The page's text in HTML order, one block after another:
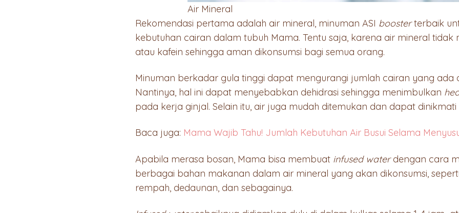
Air Mineral
Rekomendasi pertama adalah air mineral, minuman ASI boosterterbaik
kebutuhan cairan dalam tubuh Mama. Tentu saja, karena air mineral tidak
atau kafein sehingga aman dikonsumsi bagi semua orang.
Minuman berkadar gula tinggi dapat mengurangi jumlah cairan yang ada
Nantinya, hal ini dapat menyebabkan dehidrasi sehingga menimbulkan
pada kerja ginjal. Selain itu, air juga mudah ditemukan dan dapat
Baca juga: Mama Wajib Tahu! Jumlah Kebutuhan Air Busui Selama
Apabila merasa bosan, Mama bisa membuat infused waterdengan cara
berbagai bahan makanan dalam air mineral yang akan dikonsumsi,
rempah, dedaunan, dan sebagainya.